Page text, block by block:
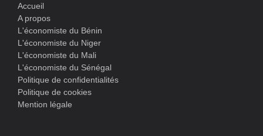
Accueil
A propos
L'économiste du Bénin
L'économiste du Niger
L'économiste du Mali
L'économiste du Sénégal
Politique de confidentialités
Politique de cookies
Mention légale